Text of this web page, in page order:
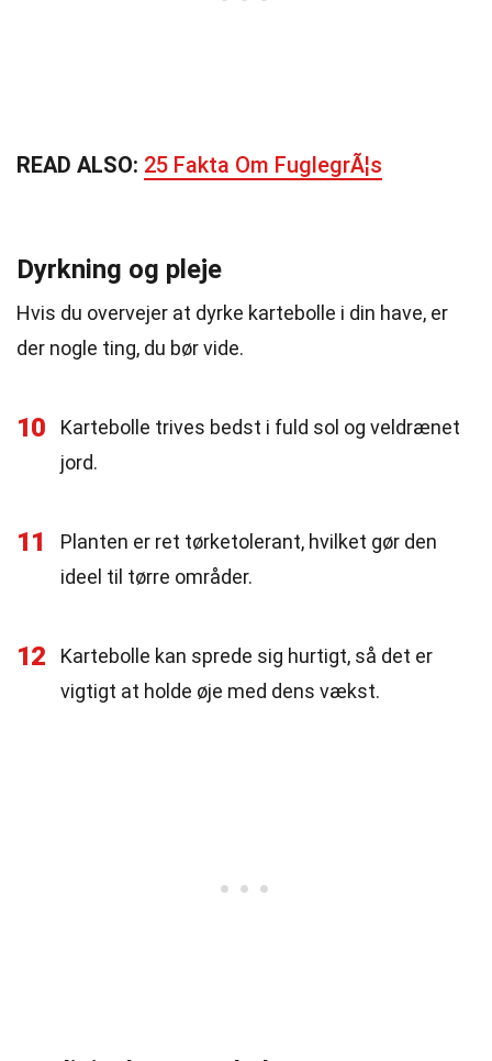
READ ALSO: 25 Fakta Om FuglegrÃ¦s
Dyrkning og pleje
Hvis du overvejer at dyrke kartebolle i din have, er
der nogle ting, du bør vide.
10
Kartebolle trives bedst i fuld sol og veldrænet
jord.
11
Planten er ret tørketolerant, hvilket gør den
ideel til tørre områder.
12
Kartebolle kan sprede sig hurtigt, så det er
vigtigt at holde øje med dens vækst.